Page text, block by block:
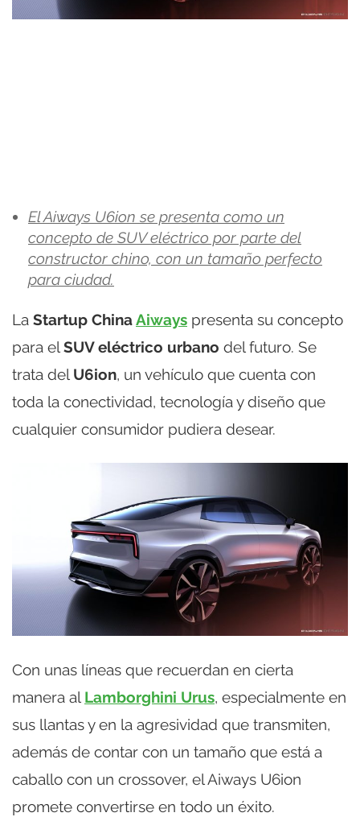
El Aiways U6ion se presenta como un
concepto de SUV eléctrico por parte del
constructor chino, con un tamaño perfecto
para ciudad.
La Startup ChinaAiways presenta su concepto
para elSUV eléctrico urbano del futuro. Se
trata del U6ion, un vehículo que cuenta con
toda la conectividad, tecnología y diseño que
cualquier consumidor pudiera desear.
Con unas líneas que recuerdan en cierta
manera al Lamborghini Urus, especialmente en
sus llantas y en la agresividad que transmiten,
además de contar con un tamaño que está a
caballo con un crossover, el Aiways U6ion
promete convertirse en todo un éxito.